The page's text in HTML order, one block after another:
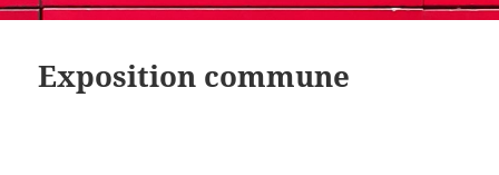
Exposition commune